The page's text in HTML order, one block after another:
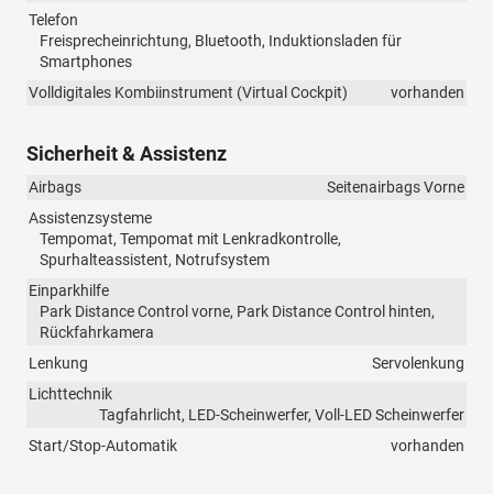
Telefon
Freisprecheinrichtung, Bluetooth, Induktionsladen für
Smartphones
Volldigitales Kombiinstrument (Virtual Cockpit)
vorhanden
Sicherheit & Assistenz
Airbags
Seitenairbags Vorne
Assistenzsysteme
Tempomat, Tempomat mit Lenkradkontrolle,
Spurhalteassistent, Notrufsystem
Einparkhilfe
Park Distance Control vorne, Park Distance Control hinten,
Rückfahrkamera
Lenkung
Servolenkung
Lichttechnik
Tagfahrlicht, LED-Scheinwerfer, Voll-LED Scheinwerfer
Start/Stop-Automatik
vorhanden